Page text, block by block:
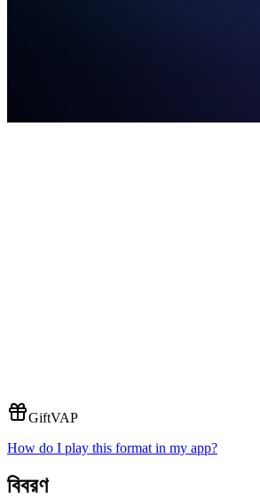
GiftVAP
How do I play this format in my app?
বিবরণ